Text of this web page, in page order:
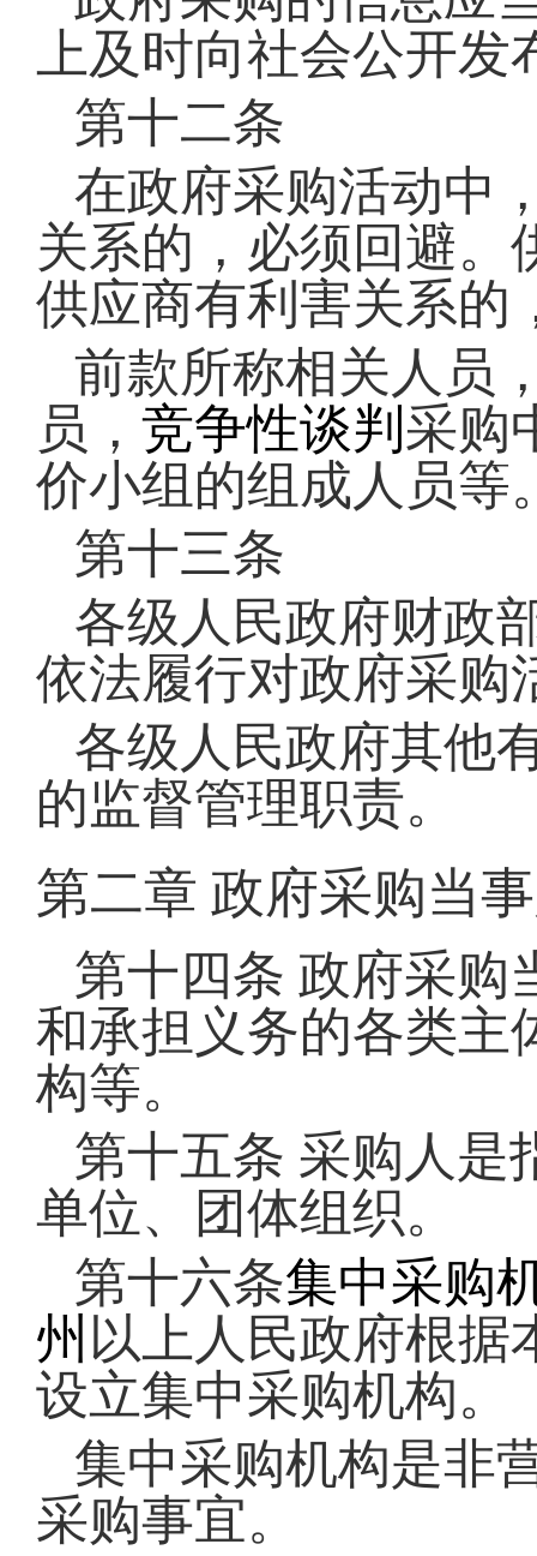
上及时向社会公开
第十二条
在政府采购活动中
关系的，必须回避。
供应商有利害关系的
前款所称相关人员
员， 竞争性谈判 采购
价小组的组成人员等
第十三条
各级人民政府财政
依法履行对政府采购
各级人民政府其他
的监督管理职责。
第二章 政府采购当
第十四条 政府采购
和承担义务的各类主
构等。
第十五条 采购人是
单位、团体组织。
第十六条集中采购
州 以上人民政府根据
设立集中采购机构。
集中采购机构是非
采购事宜。